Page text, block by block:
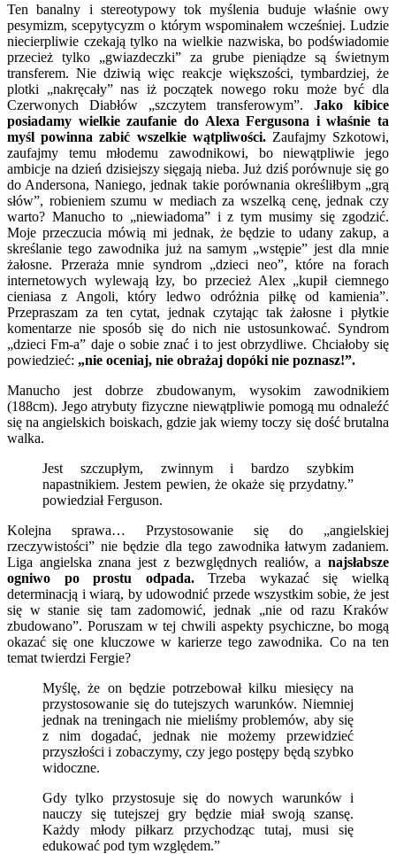
Ten banalny i stereotypowy tok myślenia buduje właśnie owy
pesymizm, scepytycyzm o którym wspominałem wcześniej. Ludzie
niecierpliwie czekają tylko na wielkie nazwiska, bo podświadomie
przecież tylko „gwiazdeczki” za grube pieniądze są świetnym
transferem. Nie dziwią więc reakcje większości, tymbardziej, że
plotki „nakręcały” nas iż początek nowego roku może być dla
Czerwonych Diabłów „szczytem transferowym”. Jako kibice
posiadamy wielkie zaufanie do Alexa Fergusona i właśnie ta
myśl powinna zabić wszelkie wątpliwości.Zaufajmy Szkotowi,
zaufajmy temu młodemu zawodnikowi, bo niewątpliwie jego
ambicje na dzień dzisiejszy sięgają nieba. Już dziś porównuje się go
do Andersona, Naniego, jednak takie porównania określiłbym „grą
słów”, robieniem szumu w mediach za wszelką cenę, jednak czy
warto? Manucho to „niewiadoma” i z tym musimy się zgodzić.
Moje przeczucia mówią mi jednak, że będzie to udany zakup, a
skreślanie tego zawodnika już na samym „wstępie” jest dla mnie
żałosne. Przeraża mnie syndrom „dzieci neo”, które na forach
internetowych wylewają łzy, bo przecież Alex „kupił ciemnego
cieniasa z Angoli, który ledwo odróżnia piłkę od kamienia”.
Przepraszam za ten cytat, jednak czytając tak żałosne i płytkie
komentarze nie sposób się do nich nie ustosunkować. Syndrom
„dzieci Fm-a” daje o sobie znać i to jest obrzydliwe. Chciałoby się
powiedzieć: „nie oceniaj, nie obrażaj dopóki nie poznasz!”.
Manucho jest dobrze zbudowanym, wysokim zawodnikiem
(188cm). Jego atrybuty fizyczne niewątpliwie pomogą mu odnaleźć
się na angielskich boiskach, gdzie jak wiemy toczy się dość brutalna
walka.
Jest szczupłym, zwinnym i bardzo szybkim
napastnikiem. Jestem pewien, że okaże się przydatny.”
powiedział Ferguson.
Kolejna sprawa… Przystosowanie się do „angielskiej
rzeczywistości” nie będzie dla tego zawodnika łatwym zadaniem.
Liga angielska znana jest z bezwględnych realiów, a najsłabsze
ogniwo po prostu odpada.Trzeba wykazać się wielką
determinacją i wiarą, by udowodnić przede wszystkim sobie, że jest
się w stanie się tam zadomowić, jednak „nie od razu Kraków
zbudowano”. Poruszam w tej chwili aspekty psychiczne, bo mogą
okazać się one kluczowe w karierze tego zawodnika. Co na ten
temat twierdzi Fergie?
Myślę, że on będzie potrzebował kilku miesięcy na
przystosowanie się do tutejszych warunków. Niemniej
jednak na treningach nie mieliśmy problemów, aby się
z nim dogadać, jednak nie możemy przewidzieć
przyszłości i zobaczymy, czy jego postępy będą szybko
widoczne.
Gdy tylko przystosuje się do nowych warunków i
nauczy się tutejszej gry będzie miał swoją szansę.
Każdy młody piłkarz przychodząc tutaj, musi się
edukować pod tym względem.”